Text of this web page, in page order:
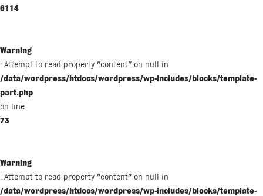
6114
Warning
: Attempt to read property "content" on null in
/data/wordpress/htdocs/wordpress/wp-includes/blocks/template-
part.php
on line
73
Warning
: Attempt to read property "content" on null in
/data/wordpress/htdocs/wordpress/wp-includes/blocks/template-